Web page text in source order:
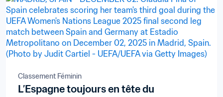
Classement Féminin
L’Espagne toujours en tête du